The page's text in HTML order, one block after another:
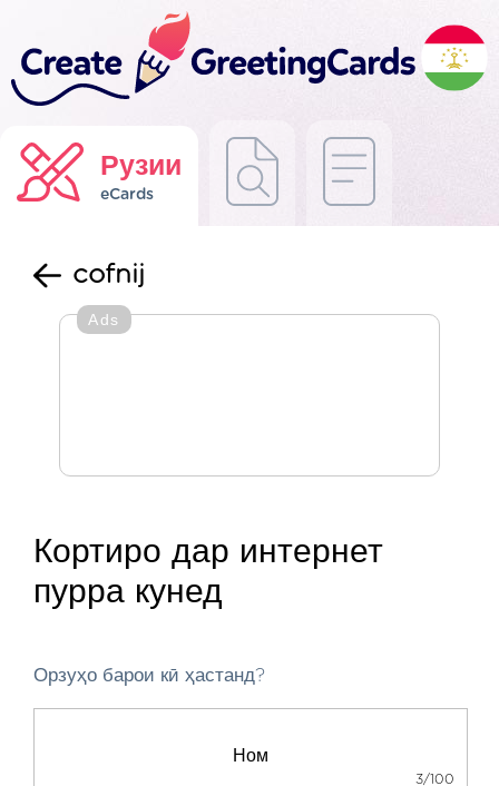
Рузии
eCards
cofnij
Ads
Кортиро дар интернет
пурра кунед
Орзуҳо барои кӣ ҳастанд?
3/100